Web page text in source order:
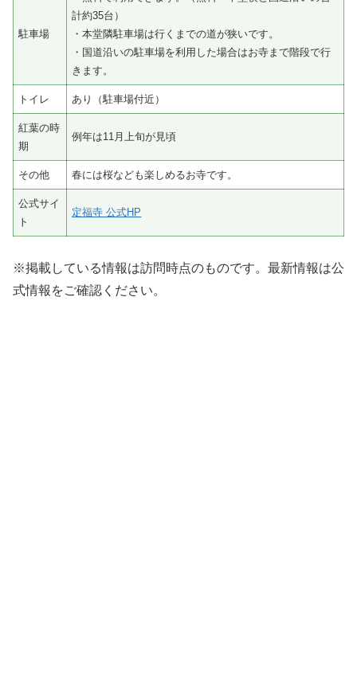
駐車場
計約35台）
・本堂隣駐車場は行くまでの道が狭いです。
・国道沿いの駐車場を利用した場合はお寺まで階段で行
きます。
トイレ あり（駐車場付近）
紅葉の時
期
例年は11月上旬が見頃
その他 春には桜なども楽しめるお寺です。
公式サイ
ト
定福寺 公式HP
※掲載している情報は訪問時点のものです。最新情報は公
式情報をご確認ください。